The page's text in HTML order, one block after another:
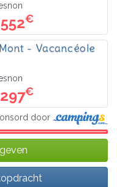
552€
- Vacancéole
297€
door